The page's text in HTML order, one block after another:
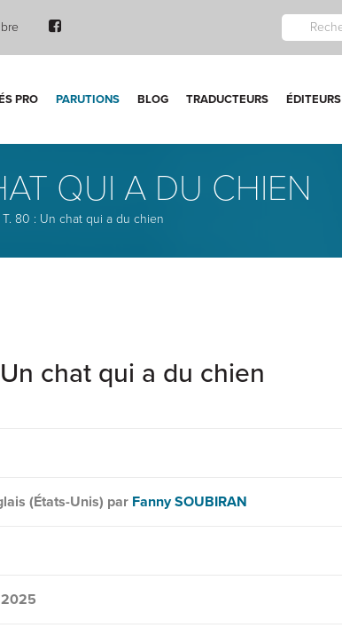
PRO PARUTIONS BLOG TRADUCTEURS ÉDITEURS
QUI A DU CHIEN
T. 80 : Un chat qui a du chien
chat qui a du chien
(États-Unis) par Fanny SOUBIRAN
2025